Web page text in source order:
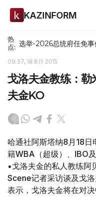
KAZINFORM
热
点: 选举-2026总统府任免
09:37, 18 8月 2015
戈洛夫金教练：勒
夫金KO
哈通社阿斯塔纳8月18
籍WBA（超级）、IBO
•戈洛夫金的私人教练
Scene记者采访谈及戈
表示，戈洛夫金将在对决